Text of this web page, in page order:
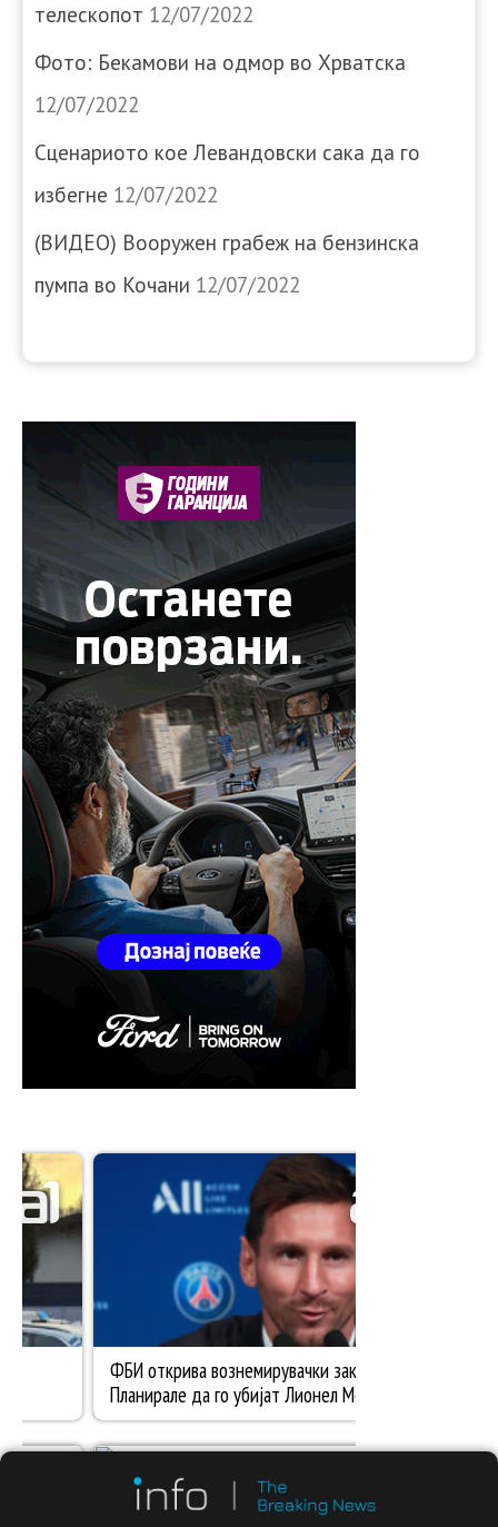
телескопот 12/07/2022
Фото: Бекамови на одмор во Хрватска
12/07/2022
Сценариото кое Левандовски сака да го
избегне 12/07/2022
(ВИДЕО) Вооружен грабеж на бензинска
пумпа во Кочани 12/07/2022